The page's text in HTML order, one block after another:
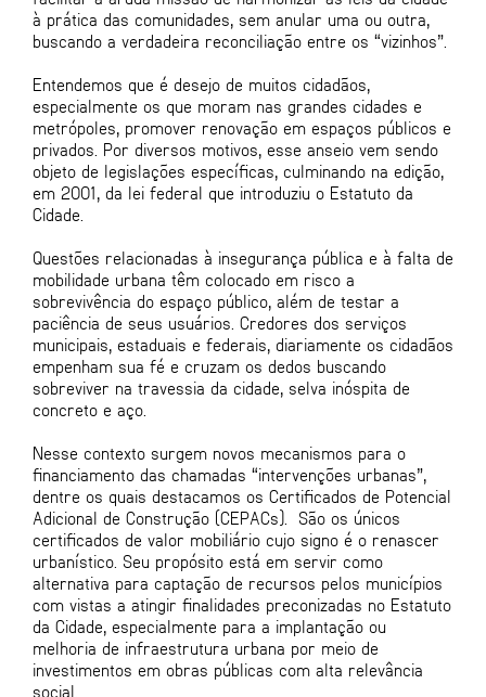
à prática das comunidades, sem anular uma ou outra,
buscando a verdadeira reconciliação entre os “vizinhos”.
Entendemos que é desejo de muitos cidadãos,
especialmente os que moram nas grandes cidades e
metrópoles, promover renovação em espaços públicos e
privados. Por diversos motivos, esse anseio vem sendo
objeto de legislações específicas, culminando na edição,
em 2001, da lei federal que introduziu o Estatuto da
Cidade.
Questões relacionadas à insegurança pública e à falta de
mobilidade urbana têm colocado em risco a
sobrevivência do espaço público, além de testar a
paciência de seus usuários. Credores dos serviços
municipais, estaduais e federais, diariamente os cidadãos
empenham sua fé e cruzam os dedos buscando
sobreviver na travessia da cidade, selva inóspita de
concreto e aço.
Nesse contexto surgem novos mecanismos para o
financiamento das chamadas “intervenções urbanas”,
dentre os quais destacamos os Certificados de Potencial
Adicional de Construção (CEPACs). São os únicos
certificados de valor mobiliário cujo signo é o renascer
urbanístico. Seu propósito está em servir como
alternativa para captação de recursos pelos municípios
com vistas a atingir finalidades preconizadas no Estatuto
da Cidade, especialmente para a implantação ou
melhoria de infraestrutura urbana por meio de
investimentos em obras públicas com alta relevância
social.